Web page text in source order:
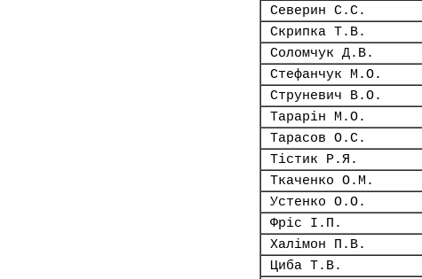
Северин С.С.
Скрипка Т.В.
Соломчук Д.В.
Стефанчук М.О.
Струневич В.О.
Тарарін М.О.
Тарасов О.С.
Тістик Р.Я.
Ткаченко О.М.
Устенко О.О.
Фріс І.П.
Халімон П.В.
Циба Т.В.